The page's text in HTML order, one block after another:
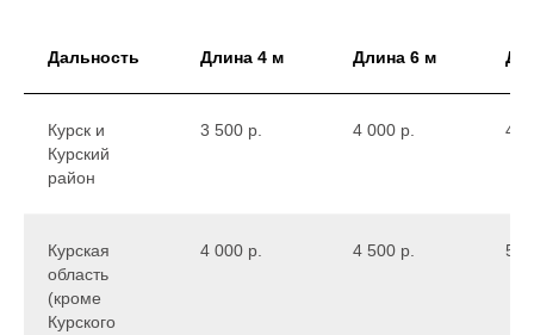
Дальность Длина 4 м Длина 6 м
Курск и
Курский
район
3 500 р. 4 000 р. 4
Курская
область
(кроме
Курского
4 000 р. 4 500 р. 5